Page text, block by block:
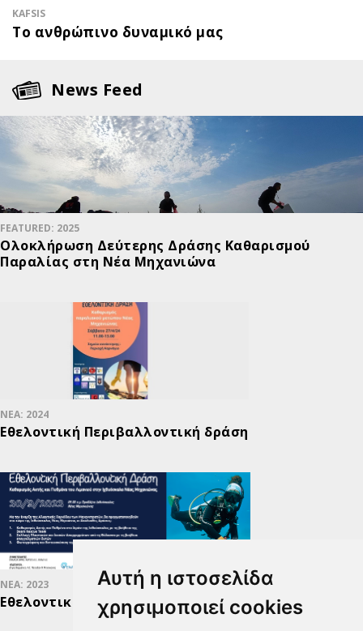
Αυτή η ιστοσελίδα
χρησιμοποιεί cookies
KAFSIS
Το ανθρώπινο δυναμικό μας
News Feed
FEATURED: 2025
Ολοκλήρωση Δεύτερης Δράσης Καθαρισμού
Παραλίας στη Νέα Μηχανιώνα
ΝΕΑ: 2024
Εθελοντική Περιβαλλοντική δράση
ΝΕΑ: 2023
Εθελοντική Περιβαλλοντική Δράση